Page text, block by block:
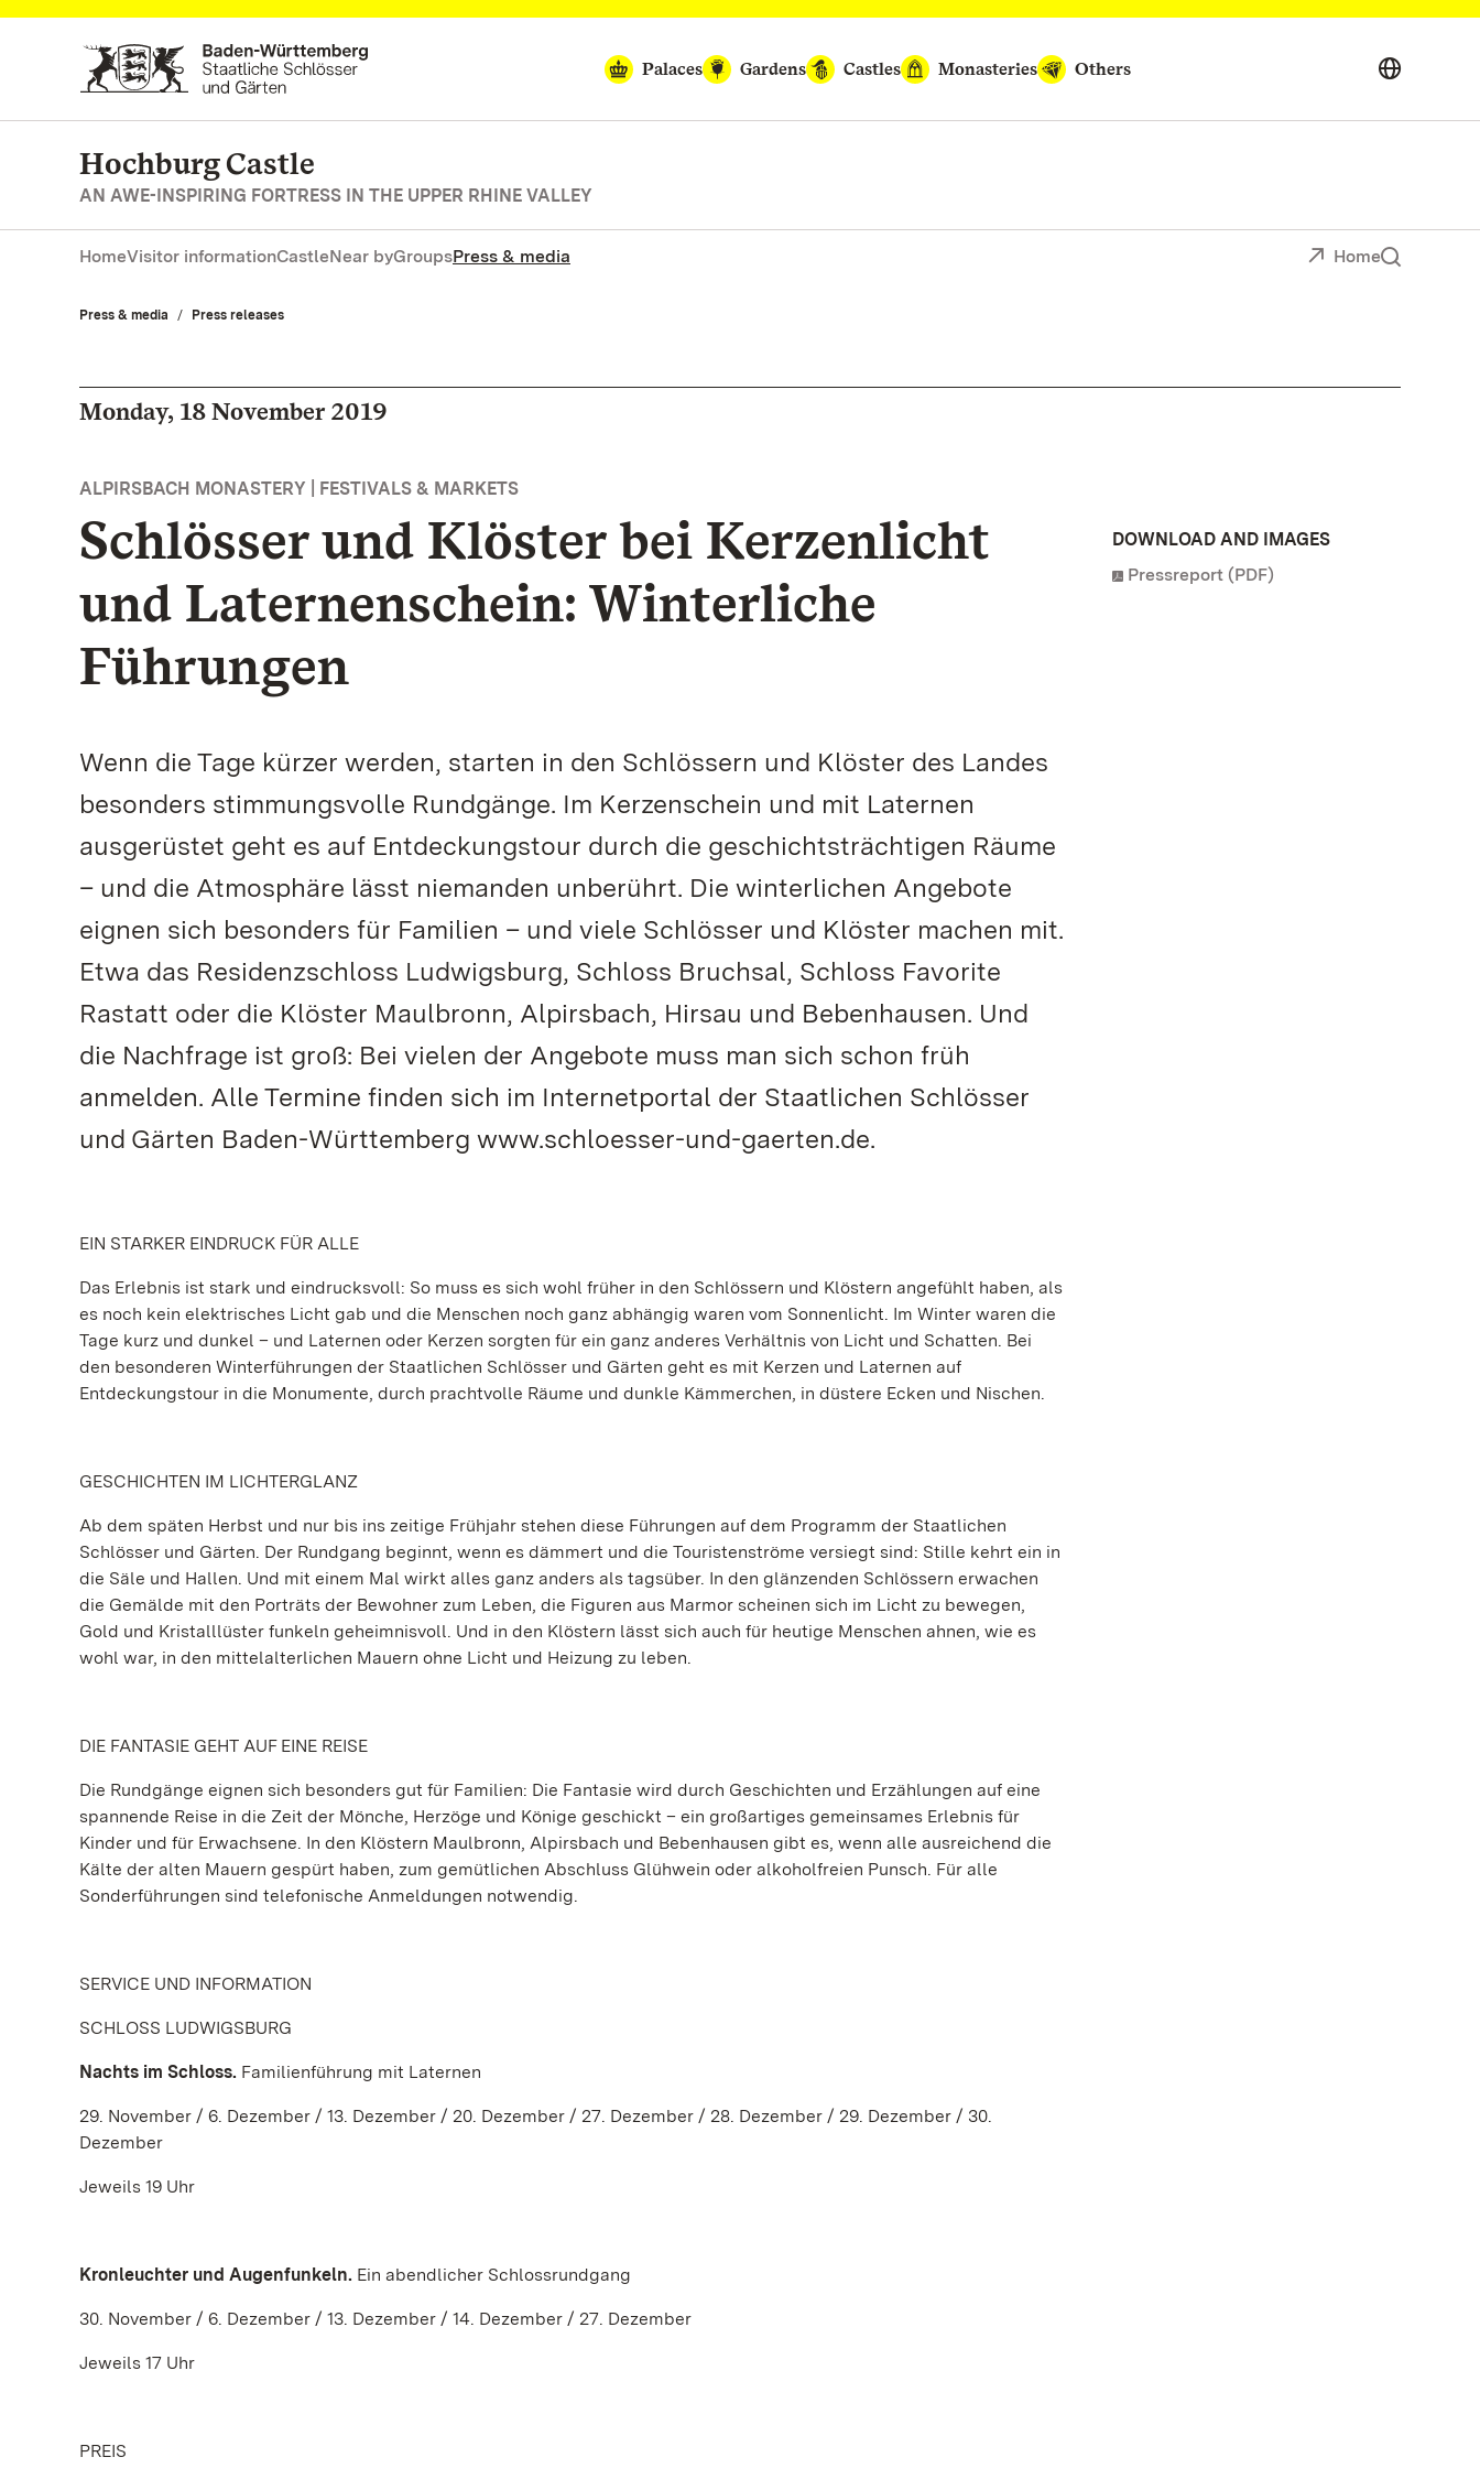
Navigate to main page
Palaces
Gardens Castles Monasteries Others
Hochburg Castle
AN AWE-INSPIRING FORTRESS IN THE UPPER RHINE VALLEY
HomeVisitor informationCastleNear byGroupsPress & media Home
Press & media Press releases
Monday, 18 November 2019
ALPIRSBACH MONASTERY | FESTIVALS & MARKETS
Schlösser und Klöster bei Kerzenlicht
und Laternenschein: Winterliche
Führungen
Wenn die Tage kürzer werden, starten in den Schlössern und Klöster des Landes
besonders stimmungsvolle Rundgänge. Im Kerzenschein und mit Laternen
ausgerüstet geht es auf Entdeckungstour durch die geschichtsträchtigen Räume
– und die Atmosphäre lässt niemanden unberührt. Die winterlichen Angebote
eignen sich besonders für Familien – und viele Schlösser und Klöster machen mit.
Etwa das Residenzschloss Ludwigsburg, Schloss Bruchsal, Schloss Favorite
Rastatt oder die Klöster Maulbronn, Alpirsbach, Hirsau und Bebenhausen. Und
die Nachfrage ist groß: Bei vielen der Angebote muss man sich schon früh
anmelden. Alle Termine finden sich im Internetportal der Staatlichen Schlösser
und Gärten Baden-Württemberg www.schloesser-und-gaerten.de.
EIN STARKER EINDRUCK FÜR ALLE
Das Erlebnis ist stark und eindrucksvoll: So muss es sich wohl früher in den Schlössern und Klöstern angefühlt haben, als
es noch kein elektrisches Licht gab und die Menschen noch ganz abhängig waren vom Sonnenlicht. Im Winter waren die
Tage kurz und dunkel – und Laternen oder Kerzen sorgten für ein ganz anderes Verhältnis von Licht und Schatten. Bei
den besonderen Winterführungen der Staatlichen Schlösser und Gärten geht es mit Kerzen und Laternen auf
Entdeckungstour in die Monumente, durch prachtvolle Räume und dunkle Kämmerchen, in düstere Ecken und Nischen.
GESCHICHTEN IM LICHTERGLANZ
Ab dem späten Herbst und nur bis ins zeitige Frühjahr stehen diese Führungen auf dem Programm der Staatlichen
Schlösser und Gärten. Der Rundgang beginnt, wenn es dämmert und die Touristenströme versiegt sind: Stille kehrt ein in
die Säle und Hallen. Und mit einem Mal wirkt alles ganz anders als tagsüber. In den glänzenden Schlössern erwachen
die Gemälde mit den Porträts der Bewohner zum Leben, die Figuren aus Marmor scheinen sich im Licht zu bewegen,
Gold und Kristalllüster funkeln geheimnisvoll. Und in den Klöstern lässt sich auch für heutige Menschen ahnen, wie es
wohl war, in den mittelalterlichen Mauern ohne Licht und Heizung zu leben.
DIE FANTASIE GEHT AUF EINE REISE
Die Rundgänge eignen sich besonders gut für Familien: Die Fantasie wird durch Geschichten und Erzählungen auf eine
spannende Reise in die Zeit der Mönche, Herzöge und Könige geschickt – ein großartiges gemeinsames Erlebnis für
Kinder und für Erwachsene. In den Klöstern Maulbronn, Alpirsbach und Bebenhausen gibt es, wenn alle ausreichend die
Kälte der alten Mauern gespürt haben, zum gemütlichen Abschluss Glühwein oder alkoholfreien Punsch. Für alle
Sonderführungen sind telefonische Anmeldungen notwendig.
SERVICE UND INFORMATION
SCHLOSS LUDWIGSBURG
Nachts im Schloss. Familienführung mit Laternen
29. November / 6. Dezember / 13. Dezember / 20. Dezember / 27. Dezember / 28. Dezember / 29. Dezember / 30.
Dezember
Jeweils 19 Uhr
Kronleuchter und Augenfunkeln. Ein abendlicher Schlossrundgang
30. November / 6. Dezember / 13. Dezember / 14. Dezember / 27. Dezember
Jeweils 17 Uhr
PREIS
DOWNLOAD AND IMAGES
Pressreport (PDF)